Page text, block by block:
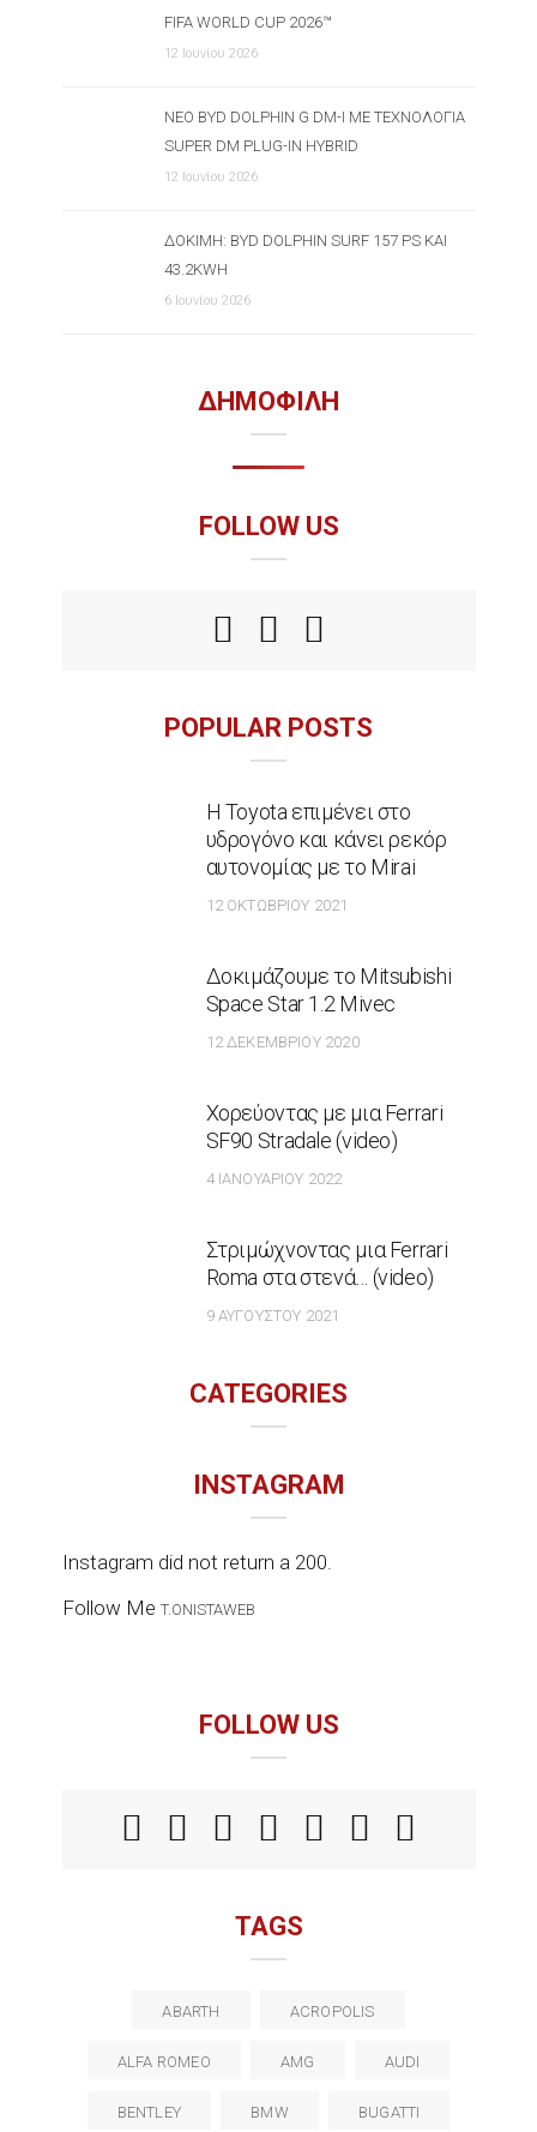
FIFA WORLD CUP 2026™
12 Ιουνίου 2026
ΝΈΟ BYD DOLPHIN G DM-I ΜΕ ΤΕΧΝΟΛΟΓΊΑ
SUPER DM PLUG-IN HYBRID
12 Ιουνίου 2026
ΔΟΚΙΜΉ: BYD DOLPHIN SURF 157 PS ΚΑΙ
43.2KWH
6 Ιουνίου 2026
ΔΗΜΟΦΙΛΗ
FOLLOW US
POPULAR POSTS
Η Toyota επιμένει στο
υδρογόνο και κάνει ρεκόρ
αυτονομίας με το Mirai
12 ΟΚΤΩΒΡΊΟΥ 2021
Δοκιμάζουμε το Mitsubishi
Space Star 1.2 Mivec
12 ΔΕΚΕΜΒΡΊΟΥ 2020
Χορεύοντας με μια Ferrari
SF90 Stradale (video)
4 ΙΑΝΟΥΑΡΊΟΥ 2022
Στριμώχνοντας μια Ferrari
Roma στα στενά… (video)
9 ΑΥΓΟΎΣΤΟΥ 2021
CATEGORIES
INSTAGRAM
Instagram did not return a 200.
Follow Me T.ONISTAWEB
FOLLOW US
TAGS
ABARTH ACROPOLIS
ALFA ROMEO AMG AUDI
BENTLEY BMW BUGATTI